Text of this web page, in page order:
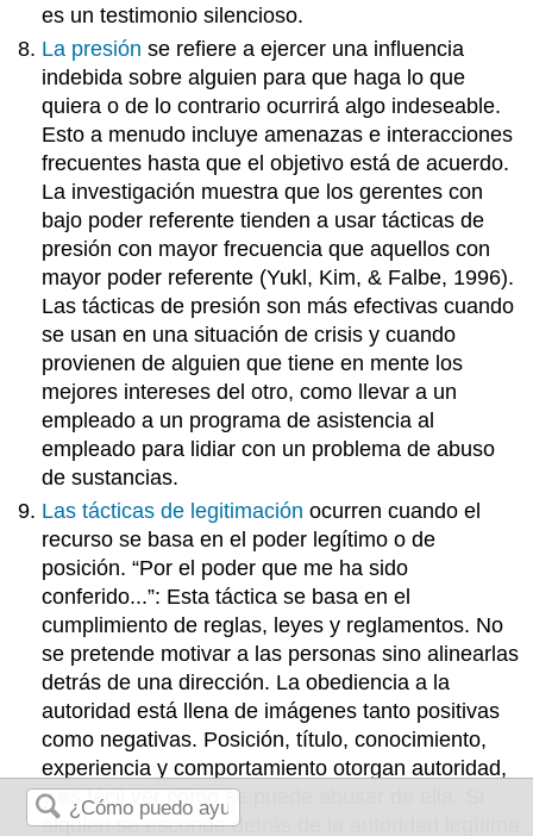
es un testimonio silencioso.
La presión se refiere a ejercer una influencia
indebida sobre alguien para que haga lo que
quiera o de lo contrario ocurrirá algo indeseable.
Esto a menudo incluye amenazas e interacciones
frecuentes hasta que el objetivo está de acuerdo.
La investigación muestra que los gerentes con
bajo poder referente tienden a usar tácticas de
presión con mayor frecuencia que aquellos con
mayor poder referente (Yukl, Kim, & Falbe, 1996).
Las tácticas de presión son más efectivas cuando
se usan en una situación de crisis y cuando
provienen de alguien que tiene en mente los
mejores intereses del otro, como llevar a un
empleado a un programa de asistencia al
empleado para lidiar con un problema de abuso
de sustancias.
Las tácticas de legitimación ocurren cuando el
recurso se basa en el poder legítimo o de
posición. “Por el poder que me ha sido
conferido...”: Esta táctica se basa en el
cumplimiento de reglas, leyes y reglamentos. No
se pretende motivar a las personas sino alinearlas
detrás de una dirección. La obediencia a la
autoridad está llena de imágenes tanto positivas
como negativas. Posición, título, conocimiento,
experiencia y comportamiento otorgan autoridad,
y es fácil ver cómo se puede abusar de ella. Si
alguien se esconde detrás de la autoridad legítima